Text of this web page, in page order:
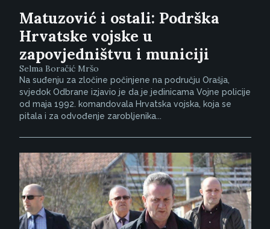
Matuzović i ostali: Podrška
Hrvatske vojske u
zapovjedništvu i municiji
Selma Boračić Mršo
Na suđenju za zločine počinjene na području Orašja,
svjedok Odbrane izjavio je da je jedinicama Vojne policije
od maja 1992. komandovala Hrvatska vojska, koja se
pitala i za odvođenje zarobljenika...